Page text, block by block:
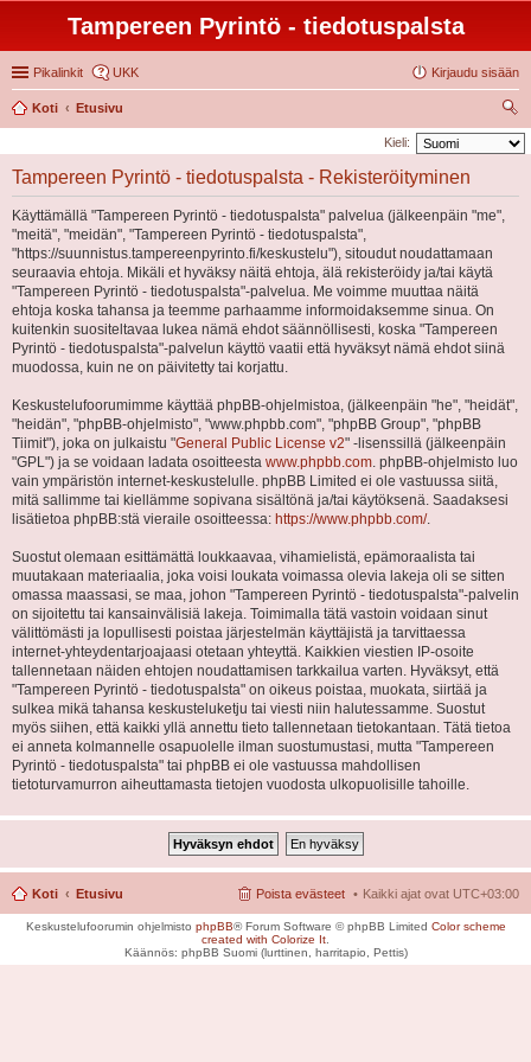
Tampereen Pyrintö - tiedotuspalsta
Pikalinkit UKK Kirjaudu sisään
Koti
Etusivu
tsi
Kieli:
Tampereen Pyrintö - tiedotuspalsta - Rekisteröityminen
Käyttämällä "Tampereen Pyrintö - tiedotuspalsta" palvelua (jälkeenpäin "me",
"meitä", "meidän", "Tampereen Pyrintö - tiedotuspalsta",
"https://suunnistus.tampereenpyrinto.fi/keskustelu"), sitoudut noudattamaan
seuraavia ehtoja. Mikäli et hyväksy näitä ehtoja, älä rekisteröidy ja/tai käytä
"Tampereen Pyrintö - tiedotuspalsta"-palvelua. Me voimme muuttaa näitä
ehtoja koska tahansa ja teemme parhaamme informoidaksemme sinua. On
kuitenkin suositeltavaa lukea nämä ehdot säännöllisesti, koska "Tampereen
Pyrintö - tiedotuspalsta"-palvelun käyttö vaatii että hyväksyt nämä ehdot siinä
muodossa, kuin ne on päivitetty tai korjattu.
Keskustelufoorumimme käyttää phpBB-ohjelmistoa, (jälkeenpäin "he", "heidät",
"heidän", "phpBB-ohjelmisto", "www.phpbb.com", "phpBB Group", "phpBB
Tiimit"), joka on julkaistu "General Public License v2" -lisenssillä (jälkeenpäin
"GPL") ja se voidaan ladata osoitteesta www.phpbb.com. phpBB-ohjelmisto luo
vain ympäristön internet-keskustelulle. phpBB Limited ei ole vastuussa siitä,
mitä sallimme tai kiellämme sopivana sisältönä ja/tai käytöksenä. Saadaksesi
lisätietoa phpBB:stä vieraile osoitteessa: https://www.phpbb.com/.
Suostut olemaan esittämättä loukkaavaa, vihamielistä, epämoraalista tai
muutakaan materiaalia, joka voisi loukata voimassa olevia lakeja oli se sitten
omassa maassasi, se maa, johon "Tampereen Pyrintö - tiedotuspalsta"-palvelin
on sijoitettu tai kansainvälisiä lakeja. Toimimalla tätä vastoin voidaan sinut
välittömästi ja lopullisesti poistaa järjestelmän käyttäjistä ja tarvittaessa
internet-yhteydentarjoajaasi otetaan yhteyttä. Kaikkien viestien IP-osoite
tallennetaan näiden ehtojen noudattamisen tarkkailua varten. Hyväksyt, että
"Tampereen Pyrintö - tiedotuspalsta" on oikeus poistaa, muokata, siirtää ja
sulkea mikä tahansa keskusteluketju tai viesti niin halutessamme. Suostut
myös siihen, että kaikki yllä annettu tieto tallennetaan tietokantaan. Tätä tietoa
ei anneta kolmannelle osapuolelle ilman suostumustasi, mutta "Tampereen
Pyrintö - tiedotuspalsta" tai phpBB ei ole vastuussa mahdollisen
tietoturvamurron aiheuttamasta tietojen vuodosta ulkopuolisille tahoille.
Koti Etusivu Kaikki ajat ovat UTC+03:00
Poista evästeet
Keskustelufoorumin ohjelmisto phpBB® Forum Software © phpBB Limited Color scheme
created with Colorize It
Käännös: phpBB Suomi (lurttinen, harritapio, Pettis)